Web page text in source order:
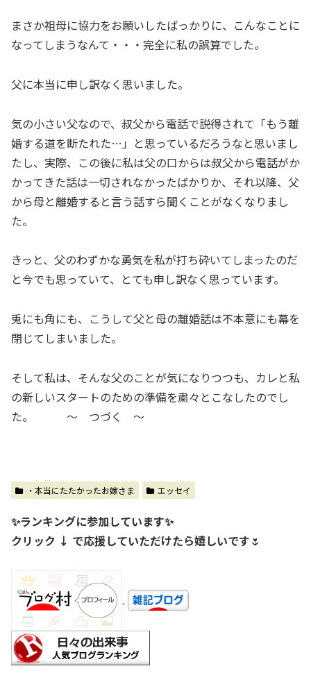
まさか祖母に協力をお願いしたばっかりに、こんなことに
なってしまうなんて・・・完全に私の誤算でした。
父に本当に申し訳なく思いました。
気の小さい父なので、叔父から電話で説得されて「もう離
婚する道を断たれた…」と思っているだろうなと思いまし
たし、実際、この後に私は父の口からは叔父から電話がか
かってきた話は一切されなかったばかりか、それ以降、父
から母と離婚すると言う話すら聞くことがなくなりまし
た。
きっと、父のわずかな勇気を私が打ち砕いてしまったのだ
と今でも思っていて、とても申し訳なく思っています。
兎にも角にも、こうして父と母の離婚話は不本意にも幕を
閉じてしまいました。
そして私は、そんな父のことが気になりつつも、カレと私
の新しいスタートのための準備を粛々とこなしたのでし
た。 ～ つづく ～
・本当にたたかったお嫁さま エッセイ
✨ランキングに参加しています✨
クリック ↓ で応援していただけたら嬉しいです🌷